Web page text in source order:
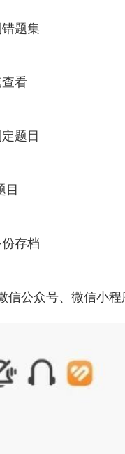
题集
看
题目
目
存档
信公众号、微信小